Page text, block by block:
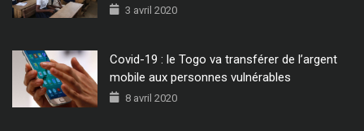
3 avril 2020
Covid-19 : le Togo va transférer de l’argent
mobile aux personnes vulnérables
8 avril 2020